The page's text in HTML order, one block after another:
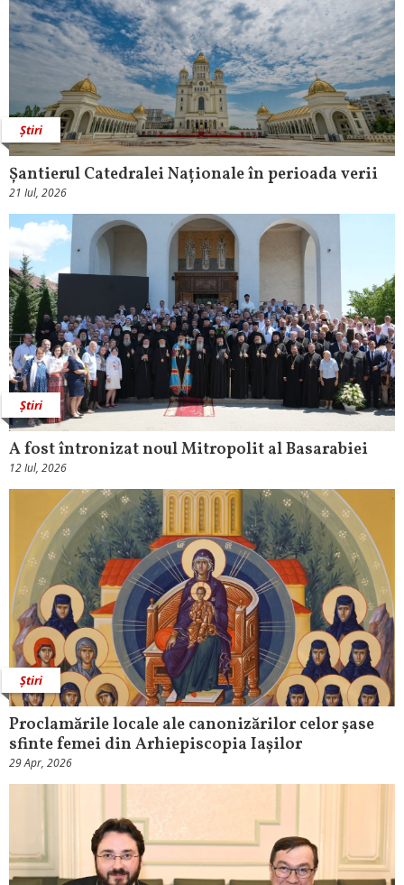
Știri
Șantierul Catedralei Naționale în perioada verii
21 Iul, 2026
Știri
A fost întronizat noul Mitropolit al Basarabiei
12 Iul, 2026
Știri
Proclamările locale ale canonizărilor celor șase
sfinte femei din Arhiepiscopia Iașilor
29 Apr, 2026